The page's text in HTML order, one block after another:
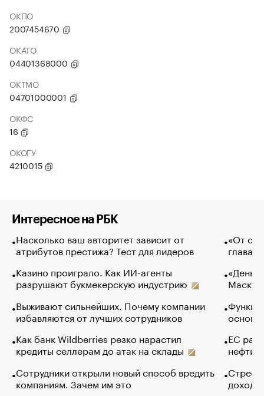
ОКПО
2007454670
ОКАТО
04401368000
ОКТМО
04701000001
ОКФС
16
ОКОГУ
4210015
Интересное на РБК
Насколько ваш авторитет зависит от
атрибутов престижа? Тест для лидеров
Казино проиграло. Как ИИ-агенты
разрушают букмекерскую индустрию
Выживают сильнейших. Почему компании
избавляются от лучших сотрудников
Как банк Wildberries резко нарастил
кредиты селлерам до атак на склады
Сотрудники открыли новый способ вредить
компаниям. Зачем им это
«От
глава
Маск в
основ
ЕС
нефти